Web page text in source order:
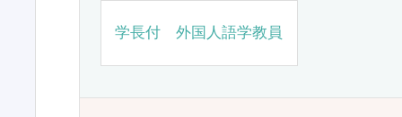
学長付 外国人語学教員